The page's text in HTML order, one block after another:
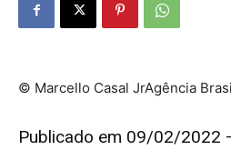
© Marcello Casal JrAgência
Publicado em 09/02/2022